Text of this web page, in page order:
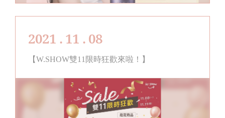
2021 . 11 . 08
【W.SHOW雙11限時狂歡來啦！】